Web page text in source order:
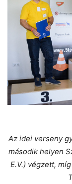
Az idei verseny
második helyen
E.V.) végzett,